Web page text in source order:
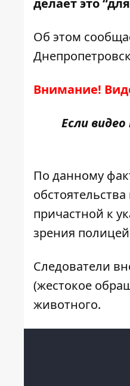
делает это
Об этом
Внимание!
Если
По данному
причастной к
зрения
Следователи
(жестокое
животного.